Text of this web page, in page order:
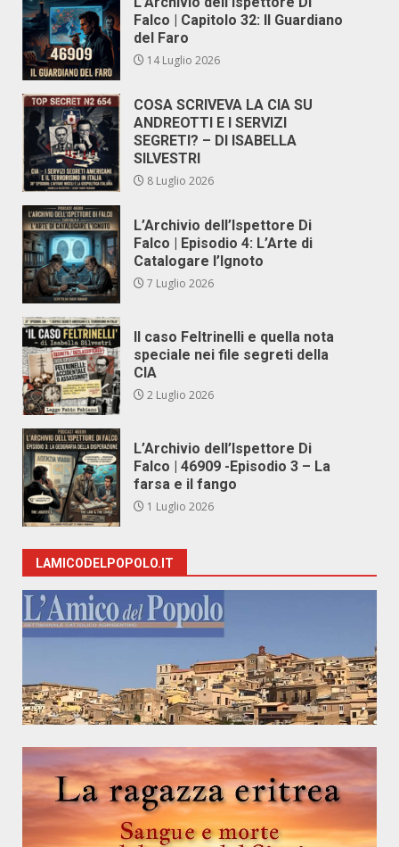
Falco | Capitolo 32: Il Guardiano
del Faro
14 Luglio 2026
COSA SCRIVEVA LA CIA SU
ANDREOTTI E I SERVIZI
SEGRETI? – DI ISABELLA
SILVESTRI
8 Luglio 2026
L’Archivio dell’Ispettore Di
Falco | Episodio 4: L’Arte di
Catalogare l’Ignoto
7 Luglio 2026
Il caso Feltrinelli e quella nota
speciale nei file segreti della
CIA
2 Luglio 2026
L’Archivio dell’Ispettore Di
Falco | 46909 -Episodio 3 – La
farsa e il fango
1 Luglio 2026
LAMICODELPOPOLO.IT